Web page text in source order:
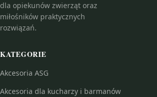
dla opiekunów zwierząt oraz
miłośników praktycznych
rozwiązań.
KATEGORIE
Akcesoria ASG
Akcesoria dla kucharzy i barmanów